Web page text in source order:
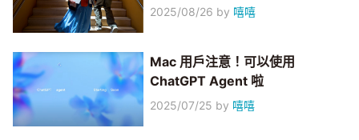
2025/08/26 by 嘻嘻
Mac 用戶注意！可以使用
ChatGPT Agent 啦
2025/07/25 by 嘻嘻